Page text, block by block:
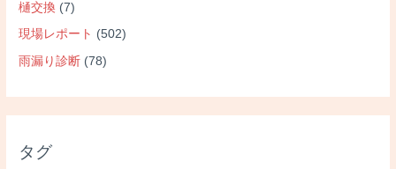
樋交換 (7)
現場レポート (502)
雨漏り診断 (78)
タグ